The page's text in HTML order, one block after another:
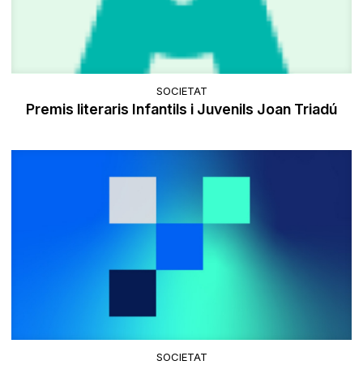
SOCIETAT
Premis literaris Infantils i Juvenils Joan Triadú
SOCIETAT